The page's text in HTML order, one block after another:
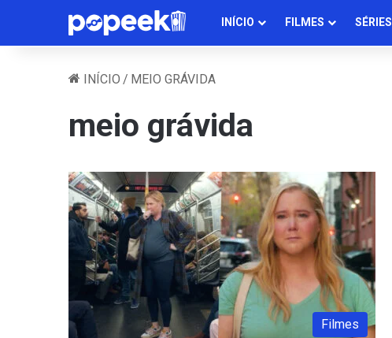
INÍCIO FILMES SÉRIES
INÍCIO / MEIO GRÁVIDA
meio grávida
Filmes